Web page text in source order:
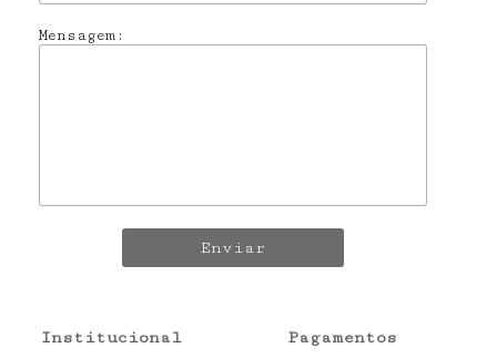
Mensagem:
Enviar
Institucional Pagamentos